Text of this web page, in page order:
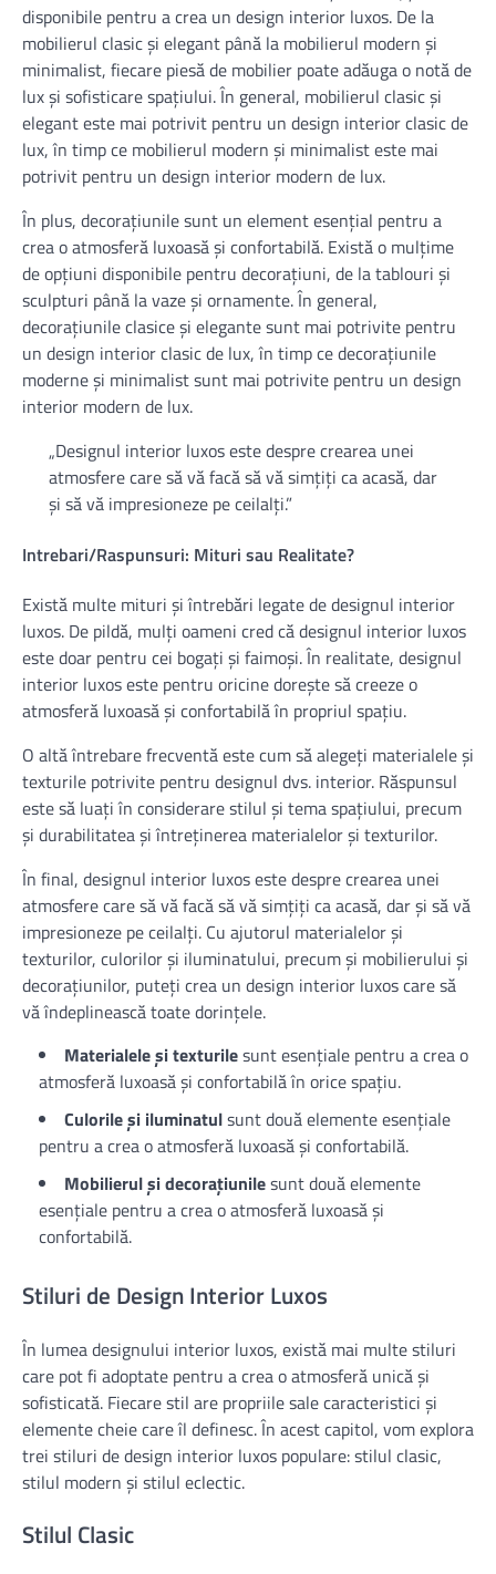
disponibile pentru a crea un design interior luxos. De la
mobilierul clasic și elegant până la mobilierul modern și
minimalist, fiecare piesă de mobilier poate adăuga o notă de
lux și sofisticare spațiului. În general, mobilierul clasic și
elegant este mai potrivit pentru un design interior clasic de
lux, în timp ce mobilierul modern și minimalist este mai
potrivit pentru un design interior modern de lux.
În plus, decorațiunile sunt un element esențial pentru a
crea o atmosferă luxoasă și confortabilă. Există o mulțime
de opțiuni disponibile pentru decorațiuni, de la tablouri și
sculpturi până la vaze și ornamente. În general,
decorațiunile clasice și elegante sunt mai potrivite pentru
un design interior clasic de lux, în timp ce decorațiunile
moderne și minimalist sunt mai potrivite pentru un design
interior modern de lux.
„Designul interior luxos este despre crearea unei
atmosfere care să vă facă să vă simțiți ca acasă, dar
și să vă impresioneze pe ceilalți.”
Intrebari/Raspunsuri: Mituri sau Realitate?
Există multe mituri și întrebări legate de designul interior
luxos. De pildă, mulți oameni cred că designul interior luxos
este doar pentru cei bogați și faimoși. În realitate, designul
interior luxos este pentru oricine dorește să creeze o
atmosferă luxoasă și confortabilă în propriul spațiu.
O altă întrebare frecventă este cum să alegeți materialele și
texturile potrivite pentru designul dvs. interior. Răspunsul
este să luați în considerare stilul și tema spațiului, precum
și durabilitatea și întreținerea materialelor și texturilor.
În final, designul interior luxos este despre crearea unei
atmosfere care să vă facă să vă simțiți ca acasă, dar și să vă
impresioneze pe ceilalți. Cu ajutorul materialelor și
texturilor, culorilor și iluminatului, precum și mobilierului și
decorațiunilor, puteți crea un design interior luxos care să
vă îndeplinească toate dorințele.
Materialele și texturilesunt esențiale pentru a crea o
atmosferă luxoasă și confortabilă în orice spațiu.
Culorile și iluminatulsunt două elemente esențiale
pentru a crea o atmosferă luxoasă și confortabilă.
Mobilierul și decorațiunilesunt două elemente
esențiale pentru a crea o atmosferă luxoasă și
confortabilă.
Stiluri de Design Interior Luxos
În lumea designului interior luxos, există mai multe stiluri
care pot fi adoptate pentru a crea o atmosferă unică și
sofisticată. Fiecare stil are propriile sale caracteristici și
elemente cheie care îl definesc. În acest capitol, vom explora
trei stiluri de design interior luxos populare: stilul clasic,
stilul modern și stilul eclectic.
Stilul Clasic